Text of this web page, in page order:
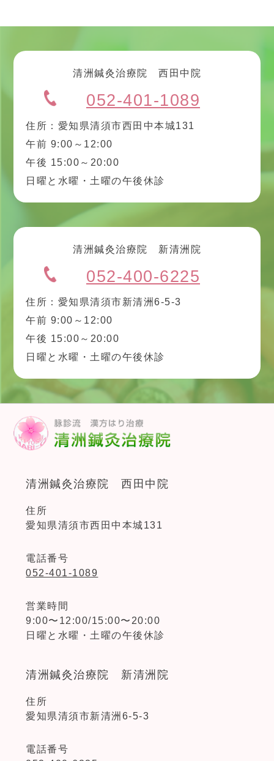
清洲鍼灸治療院 西田中院
052-401-1089
住所：愛知県清須市西田中本城131
午前 9:00～12:00
午後 15:00～20:00
日曜と水曜・土曜の午後休診
清洲鍼灸治療院 新清洲院
052-400-6225
住所：愛知県清須市新清洲6-5-3
午前 9:00～12:00
午後 15:00～20:00
日曜と水曜・土曜の午後休診
清洲鍼灸治療院 西田中院
住所
愛知県清須市西田中本城131
電話番号
052-401-1089
営業時間
9:00〜12:00/15:00〜20:00
日曜と水曜・土曜の午後休診
清洲鍼灸治療院 新清洲院
住所
愛知県清須市新清洲6-5-3
電話番号